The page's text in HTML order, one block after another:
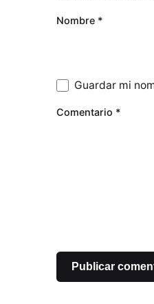
Nombre *
Guardar mi
Comentario *